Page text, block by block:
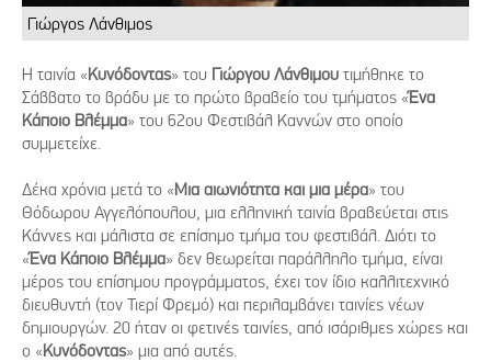
Γιώργος Λάνθιμος
Η ταινία «Κυνόδοντας» του Γιώργου Λάνθιμου τιμήθηκε το
Σάββατο το βράδυ με το πρώτο βραβείο του τμήματος «Ένα
Κάποιο Βλέμμα» του 62ου Φεστιβάλ Καννών στο οποίο
συμμετείχε.
Δέκα χρόνια μετά το «Μια αιωνιότητα και μια μέρα» του
Θόδωρου Αγγελόπουλου, μια ελληνική ταινία βραβεύεται στις
Κάννες και μάλιστα σε επίσημο τμήμα του φεστιβάλ. Διότι το
«Ένα Κάποιο Βλέμμα» δεν θεωρείται παράλληλο τμήμα, είναι
μέρος του επίσημου προγράμματος, έχει τον ίδιο καλλιτεχνικό
διευθυντή (τον Τιερί Φρεμό) και περιλαμβάνει ταινίες νέων
δημιουργών. 20 ήταν οι φετινές ταινίες, από ισάριθμες χώρες και
ο «Κυνόδοντας» μια από αυτές.